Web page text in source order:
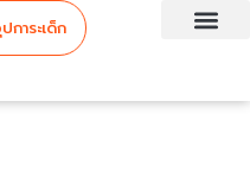
การะเด็ก